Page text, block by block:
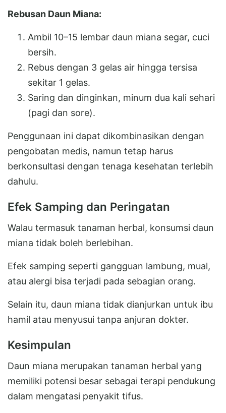
Rebusan Daun Miana:
Ambil 10–15 lembar daun miana segar, cuci
bersih.
Rebus dengan 3 gelas air hingga tersisa
sekitar 1 gelas.
Saring dan dinginkan, minum dua kali sehari
(pagi dan sore).
Penggunaan ini dapat dikombinasikan dengan
pengobatan medis, namun tetap harus
berkonsultasi dengan tenaga kesehatan terlebih
dahulu.
Efek Samping dan Peringatan
Walau termasuk tanaman herbal, konsumsi daun
miana tidak boleh berlebihan.
Efek samping seperti gangguan lambung, mual,
atau alergi bisa terjadi pada sebagian orang.
Selain itu, daun miana tidak dianjurkan untuk ibu
hamil atau menyusui tanpa anjuran dokter.
Kesimpulan
Daun miana merupakan tanaman herbal yang
memiliki potensi besar sebagai terapi pendukung
dalam mengatasi penyakit tifus.